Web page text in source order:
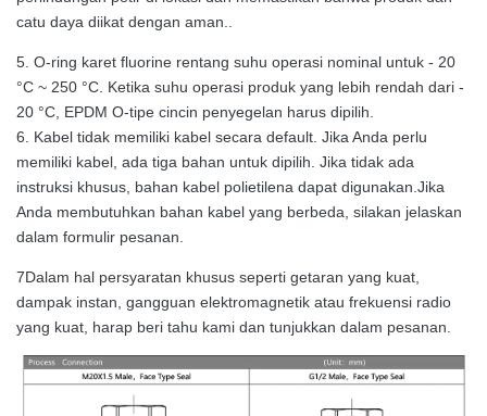
catu daya diikat dengan aman..
5. O-ring karet fluorine rentang suhu operasi nominal untuk - 20
°C ~ 250 °C. Ketika suhu operasi produk yang lebih rendah dari -
20 °C, EPDM O-tipe cincin penyegelan harus dipilih.
6. Kabel tidak memiliki kabel secara default. Jika Anda perlu
memiliki kabel, ada tiga bahan untuk dipilih. Jika tidak ada
instruksi khusus, bahan kabel polietilena dapat digunakan.Jika
Anda membutuhkan bahan kabel yang berbeda, silakan jelaskan
dalam formulir pesanan.
7Dalam hal persyaratan khusus seperti getaran yang kuat,
dampak instan, gangguan elektromagnetik atau frekuensi radio
yang kuat, harap beri tahu kami dan tunjukkan dalam pesanan.